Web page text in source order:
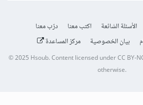
الأسئلة الشائعة اكتب معنا
درّب معنا
بيان الخصوصية مركز المساعدة
© 2025Hsoub.Content licensed underCC BY-
otherwise.